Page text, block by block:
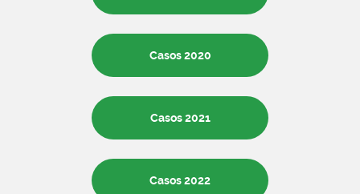
Casos 2020
Casos 2021
Casos 2022